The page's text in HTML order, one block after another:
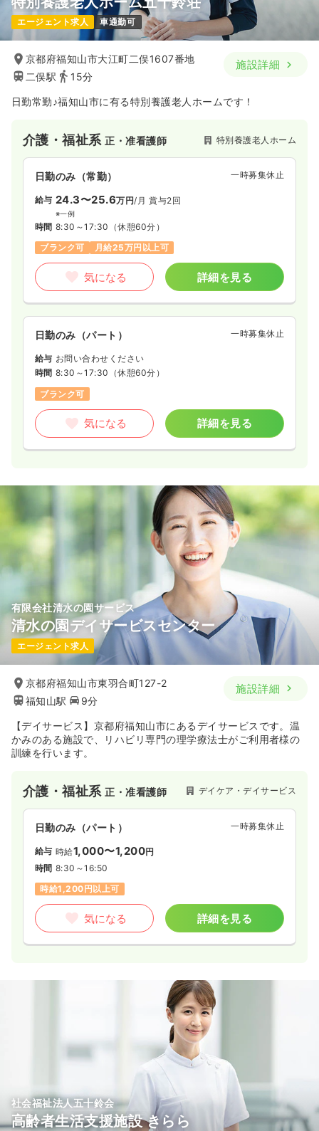
エージェント求人 車通勤可
京都府福知山市大江町二俣1607番地
二俣駅
15分
施設詳細
日勤常勤♪福知山市に有る特別養護老人ホームです！
介護・福祉系正・准看護師 特別養護老人ホーム
日勤のみ（常勤） 一時募集休止
給与 24.3〜25.6万円/月 賞与2回
※一例
時間 8:30～17:30 （休憩60分）
ブランク可
月給25万円以上可
気になる 詳細を見る
日勤のみ（パート） 一時募集休止
給与 お問い合わせください
時間 8:30～17:30 （休憩60分）
ブランク可
気になる 詳細を見る
有限会社清水の園サービス
清水の園デイサービスセンター
エージェント求人
京都府福知山市東羽合町127-2
福知山駅
9分
施設詳細
【デイサービス】京都府福知山市にあるデイサービスです。温
かみのある施設で、リハビリ専門の理学療法士がご利用者様の
訓練を行います。
介護・福祉系正・准看護師 デイケア・デイサービス
日勤のみ（パート） 一時募集休止
給与 時給1,000〜1,200円
時間 8:30～16:50
時給1,200円以上可
気になる 詳細を見る
社会福祉法人五十鈴会
高齢者生活支援施設 きらら